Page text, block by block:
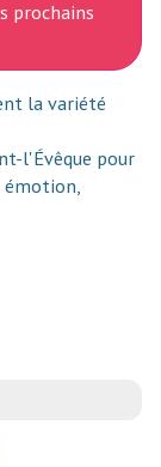
prochains
la variété
l'Évêque pour